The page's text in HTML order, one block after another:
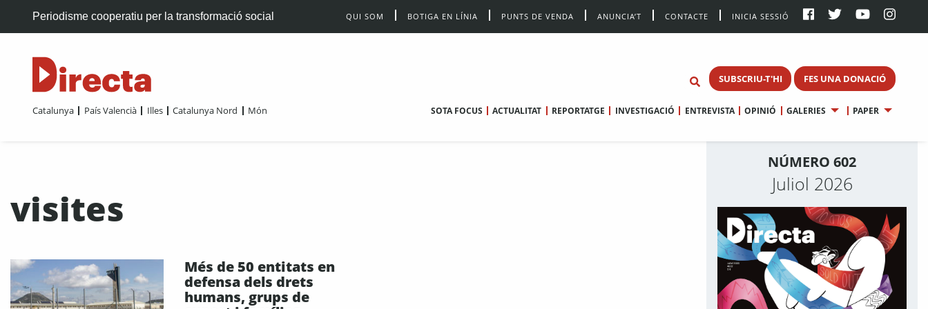
Periodisme cooperatiu per la transformació social QUI SOM BOTIGA EN LÍNIA PUNTS DE VENDA ANUNCIA’T CONTACTE INICIA SESSIÓ
SUBSCRIU-T'HI FES UNA DONACIÓ
Catalunya País Valencià Illes Catalunya Nord Món SOTA FOCUS ACTUALITAT REPORTATGE INVESTIGACIÓ ENTREVISTA OPINIÓ GALERIES PAPER
visites
Més de 50 entitats en
defensa dels drets
humans, grups de
NÚMERO 602
Juliol 2026